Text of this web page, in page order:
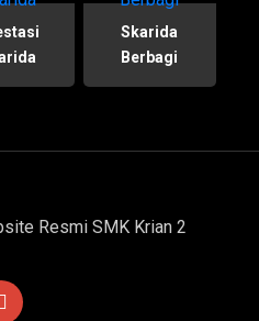
Skarida
Berbagi
Resmi SMK Krian 2